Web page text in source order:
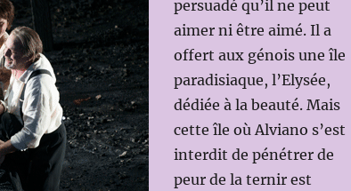
persuadé qu’il ne peut
aimer ni être aimé. Il a
offert aux génois une île
paradisiaque, l’Elysée,
dédiée à la beauté. Mais
cette île où Alviano s’est
interdit de pénétrer de
peur de la ternir est